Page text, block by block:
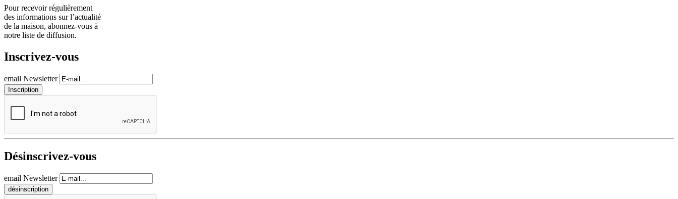
Pour recevoir régulièrement
des informations sur l’actualité
de la maison, abonnez-vous à
notre liste de diffusion.
Inscrivez-vous
email Newsletter
Désinscrivez-vous
email Newsletter